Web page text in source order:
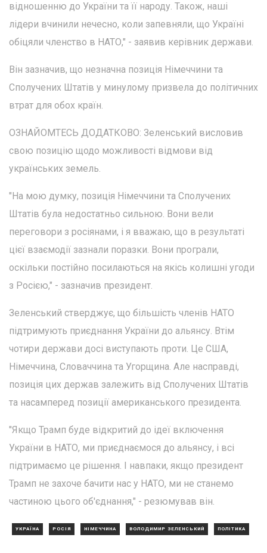
відношенню до України та її народу. Також, наші
лідери вчинили нечесно, коли запевняли, що Україні
обіцяли членство в НАТО," - заявив керівник держави.
Він зазначив, що незначна позиція Німеччини та
Сполучених Штатів у минулому призвела до політичних
втрат для обох країн.
ОЗНАЙОМТЕСЬ ДОДАТКОВО: Зеленський висловив
свою позицію щодо можливості відмови від
українських земель.
"На мою думку, позиція Німеччини та Сполучених
Штатів була недостатньо сильною. Вони вели
переговори з росіянами, і я вважаю, що в результаті
цієї взаємодії зазнали поразки. Вони програли,
оскільки постійно посилаються на якісь колишні угоди
з Росією," - зазначив президент.
Зеленський стверджує, що більшість членів НАТО
підтримують приєднання України до альянсу. Втім
чотири держави досі виступають проти. Це США,
Німеччина, Словаччина та Угорщина. Але насправді,
позиція цих держав залежить від Сполучених Штатів
та насамперед позиції американського президента.
"Якщо Трамп буде відкритий до ідеї включення
України в НАТО, ми приєднаємося до альянсу, і всі
підтримаємо це рішення. І навпаки, якщо президент
Трамп не захоче бачити нас у НАТО, ми не станемо
частиною цього об'єднання," - резюмував він.
УКРАЇНА РОСІЯ НІМЕЧЧИНА ВОЛОДИМИР ЗЕЛЕНСЬКИЙ ПОЛІТИКА